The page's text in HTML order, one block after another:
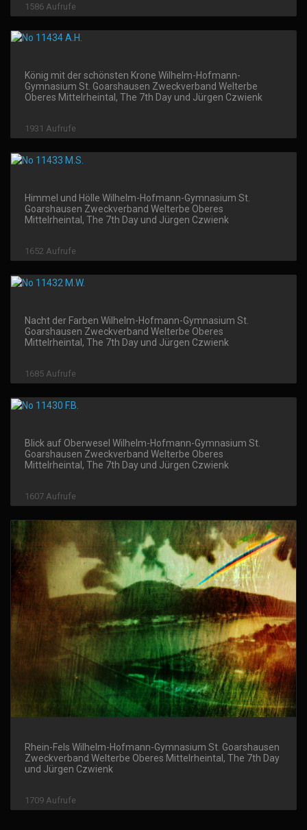
1586 Aufrufe
König mit der schönsten Krone Wilhelm-Hofmann-
Gymnasium St. Goarshausen Zweckverband Welterbe
Oberes Mittelrheintal, The 7th Day und Jürgen Czwienk
1931 Aufrufe
Himmel und Hölle Wilhelm-Hofmann-Gymnasium St.
Goarshausen Zweckverband Welterbe Oberes
Mittelrheintal, The 7th Day und Jürgen Czwienk
1652 Aufrufe
Nacht der Farben Wilhelm-Hofmann-Gymnasium St.
Goarshausen Zweckverband Welterbe Oberes
Mittelrheintal, The 7th Day und Jürgen Czwienk
1685 Aufrufe
Blick auf Oberwesel Wilhelm-Hofmann-Gymnasium St.
Goarshausen Zweckverband Welterbe Oberes
Mittelrheintal, The 7th Day und Jürgen Czwienk
1607 Aufrufe
Rhein-Fels Wilhelm-Hofmann-Gymnasium St. Goarshausen
Zweckverband Welterbe Oberes Mittelrheintal, The 7th Day
und Jürgen Czwienk
1709 Aufrufe